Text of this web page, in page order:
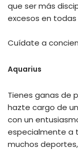
que ser más
excesos en
Cuídate a
Aquarius
Tienes ganas de
hazte cargo de
con un
especialmente a
muchos